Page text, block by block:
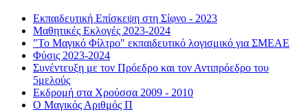
Εκπαιδευτική Επίσκεψη στη Σίφνο - 2023
Μαθητικές Εκλογές 2023-2024
"Το Μαγικό Φίλτρο" εκπαιδευτικό λογισμικό για ΣΜΕΑΕ
Φύσις 2023-2024
Συνέντευξη με τον Πρόεδρο και τον Αντιπρόεδρο του
5μελούς
Εκδρομή στα Χρούσσα 2009 - 2010
Ο Μαγικός Αριθμός Π